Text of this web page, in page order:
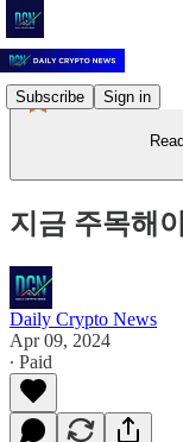
Subscribe Sign in
지금 주목해
Daily Crypto News
Apr 09, 2024
∙ Paid